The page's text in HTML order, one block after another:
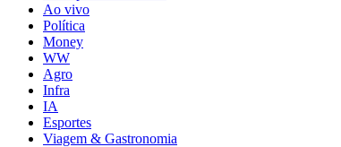
Ao vivo
Política
Money
WW
Agro
Infra
IA
Esportes
Viagem & Gastronomia